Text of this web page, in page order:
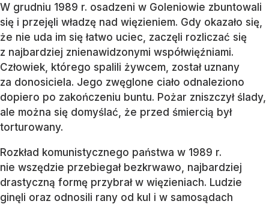
W grudniu 1989 r. osadzeni w Goleniowie zbuntowali
się i przejęli władzę nad więzieniem. Gdy okazało się,
że nie uda im się łatwo uciec, zaczęli rozliczać się
z najbardziej znienawidzonymi współwięźniami.
Człowiek, którego spalili żywcem, został uznany
za donosiciela. Jego zwęglone ciało odnaleziono
dopiero po zakończeniu buntu. Pożar zniszczył ślady,
ale można się domyślać, że przed śmiercią był
torturowany.
Rozkład komunistycznego państwa w 1989 r.
nie wszędzie przebiegał bezkrwawo, najbardziej
drastyczną formę przybrał w więzieniach. Ludzie
ginęli oraz odnosili rany od kul i w samosądach